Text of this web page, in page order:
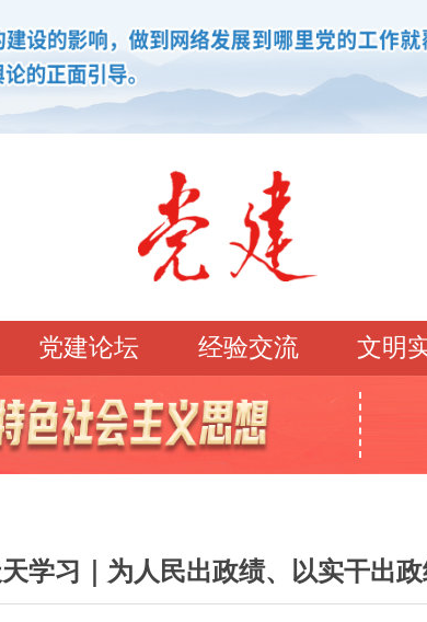
党建论坛 经验交流 文明
园地 理论强党 党建论坛
模范 学史明理 经典常读
学习｜为人民出政绩、以实干出